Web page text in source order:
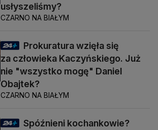
usłyszeliśmy?
CZARNO NA BIAŁYM
Prokuratura wzięła się
za człowieka Kaczyńskiego. Już
nie "wszystko mogę" Daniel
Obajtek?
CZARNO NA BIAŁYM
Spóźnieni kochankowie?